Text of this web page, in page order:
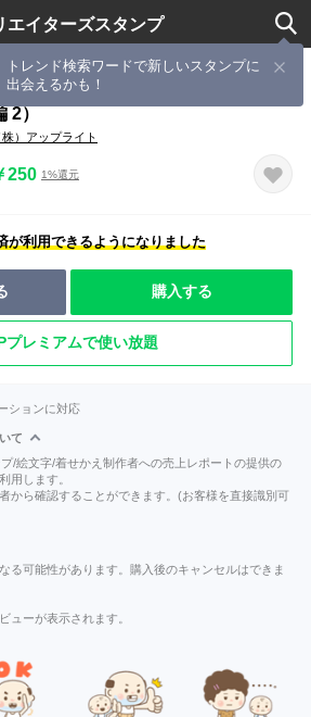
エイターズスタンプ
トレンド検索ワードで新しいスタンプに
出会えるかも！
っちゃいおっさん（子育てスタンプ
2）
株）アップライト
250 1%還元
が利用できるようになりました
購入する
プレミアムで使い放題
ションに対応
て
/絵文字/着せかえ制作者への売上レポートの提供の
用します。
から確認することができます。(お客様を直接識別可
る可能性があります。購入後のキャンセルはできま
ューが表示されます。